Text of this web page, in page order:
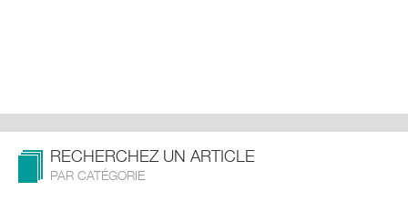
RECHERCHEZ UN ARTICLE
PAR CATÉGORIE